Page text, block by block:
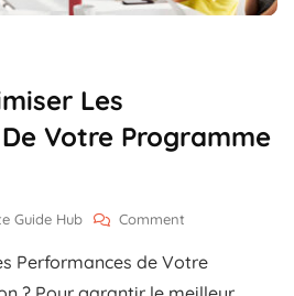
Les
Votre Programme
Guide Hub Comment
Optimiser
Les
Performances de Votre